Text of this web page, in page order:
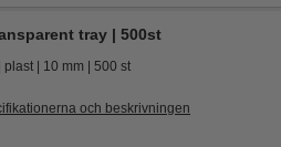
tray | 500st
plast 10 mm 500 st
och beskrivningen